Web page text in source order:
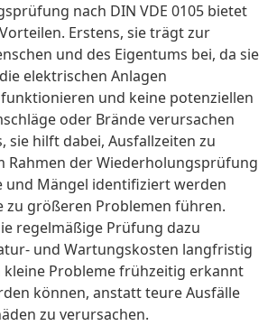
nach DIN VDE 0105 bietet
Erstens, sie trägt zur
und des Eigentums bei, da sie
elektrischen Anlagen
und keine potenziellen
oder Brände verursachen
sie hilft dabei, Ausfallzeiten zu
Rahmen der Wiederholungsprüfung
und Mängel identifiziert werden
zu größeren Problemen führen.
regelmäßige Prüfung dazu
und Wartungskosten langfristig
kleine Probleme frühzeitig erkannt
können, anstatt teure Ausfälle
zu verursachen.